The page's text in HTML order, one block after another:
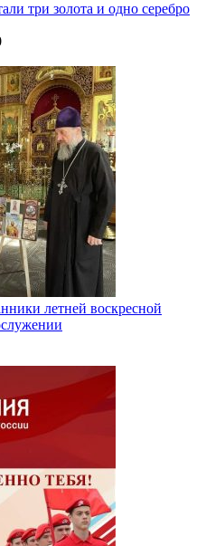
три золота и одно серебро
летней воскресной